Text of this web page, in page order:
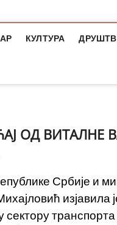
КУЛТУРА
ОД ВИТАЛНЕ
Србије и
сектору